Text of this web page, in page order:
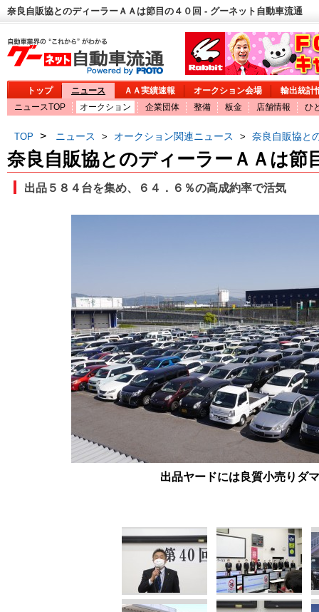
奈良自販協とのディーラーＡＡは節目の４０回 - グーネット自動車流通
トップ ニュース ＡＡ実績速報 オークション会場
輸出統計
ニュースTOP
オークション 企業団体 整備 板金 店舗情報 ひ
TOP > ニュース > オークション関連ニュース > 奈良自販協と
奈良自販協とのディーラーＡＡは節
出品５８４台を集め、６４．６％の高成約率で活気
出品ヤードには良質小売りダ